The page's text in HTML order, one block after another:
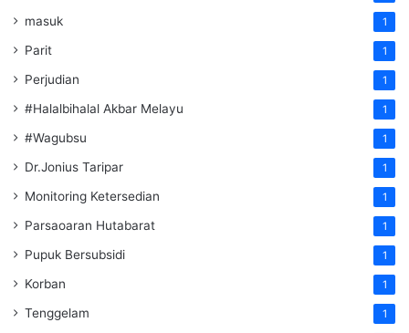
masuk 1
Parit 1
Perjudian 1
#Halalbihalal Akbar Melayu 1
#Wagubsu 1
Dr.Jonius Taripar 1
Monitoring Ketersedian 1
Parsaoaran Hutabarat 1
Pupuk Bersubsidi 1
Korban 1
Tenggelam 1